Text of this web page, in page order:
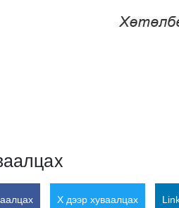
X дээр хуваалцах